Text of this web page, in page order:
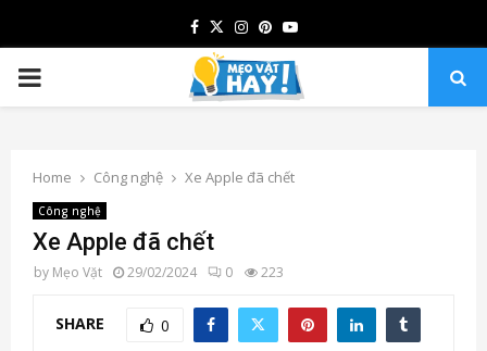
Facebook
TwitterInstagram
Pinterest
Youtube
PRIMARY
Home Công nghệ Xe Apple đã chết
Công nghệ
Xe Apple đã chết
by Mẹo Vặt 29/02/2024 0 223
SHARE 0